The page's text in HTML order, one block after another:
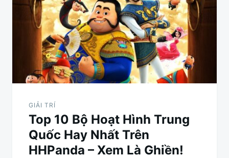
GIẢI TRÍ
Top 10 Bộ Hoạt Hình Trung
Quốc Hay Nhất Trên
HHPanda – Xem Là Ghiền!